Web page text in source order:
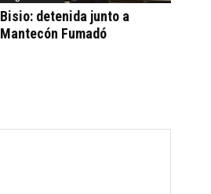
Bisio: detenida junto a
Mantecón Fumadó